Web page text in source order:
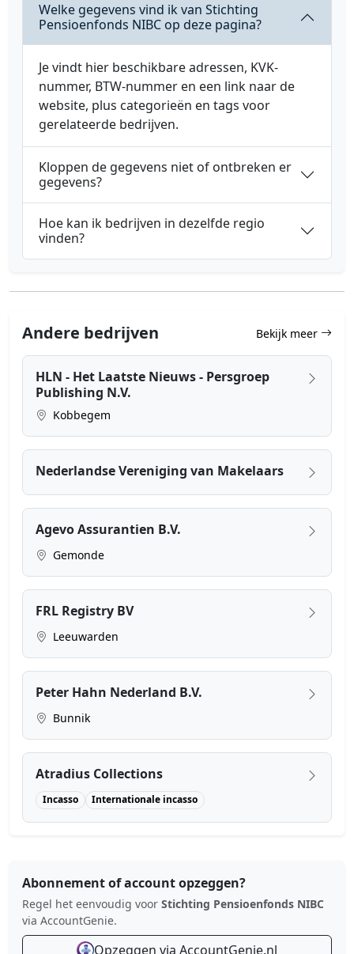
Welke gegevens vind ik van Stichting
Pensioenfonds NIBC op deze pagina?
Je vindt hier beschikbare adressen, KVK-
nummer, BTW-nummer en een link naar de
website, plus categorieën en tags voor
gerelateerde bedrijven.
Kloppen de gegevens niet of ontbreken er
gegevens?
Hoe kan ik bedrijven in dezelfde regio
vinden?
Andere bedrijven Bekijk meer
HLN - Het Laatste Nieuws - Persgroep
Publishing N.V.
Kobbegem
Nederlandse Vereniging van Makelaars
Agevo Assurantien B.V.
Gemonde
FRL Registry BV
Leeuwarden
Peter Hahn Nederland B.V.
Bunnik
Atradius Collections
Incasso Internationale incasso
Abonnement of account opzeggen?
Regel het eenvoudig voor Stichting Pensioenfonds NIBC
via AccountGenie.
Opzeggen via AccountGenie.nl